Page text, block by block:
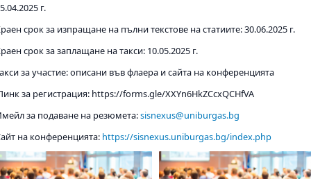
г.
срок за изпращане на пълни текстове на статиите: 30.06.2025 г.
срок за заплащане на такси: 10.05.2025 г.
за участие: описани във флаера и сайта на конференцията
за регистрация: https://forms.gle/XXYn6HkZCcxQCHfVA
за подаване на резюмета:sisnexus@uniburgas.bg
на конференцията: https://sisnexus.uniburgas.bg/index.php